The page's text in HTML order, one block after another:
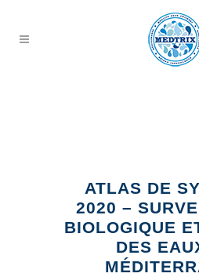
ATLAS DE
2020 –
BIOLOGIQUE
DES